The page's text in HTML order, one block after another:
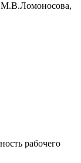
рабочего